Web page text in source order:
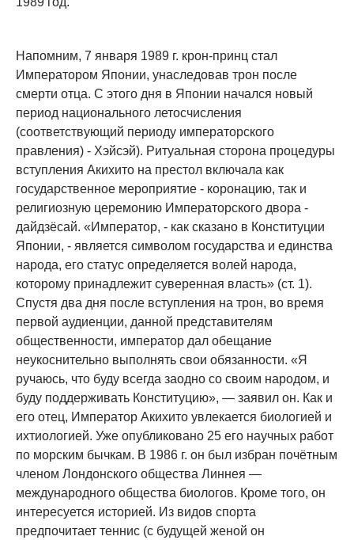
Напомним, 7 января 1989 г. крон-принц стал
Императором Японии, унаследовав трон после
смерти отца. С этого дня в Японии начался новый
период национального летосчисления
(соответствующий периоду императорского
правления) - Хэйсэй). Ритуальная сторона процедуры
вступления Акихито на престол включала как
государственное мероприятие - коронацию, так и
религиозную церемонию Императорского двора -
дайдзёсай. «Император, - как сказано в Конституции
Японии, - является символом государства и единства
народа, его статус определяется волей народа,
которому принадлежит суверенная власть» (ст. 1).
Спустя два дня после вступления на трон, во время
первой аудиенции, данной представителям
общественности, император дал обещание
неукоснительно выполнять свои обязанности. «Я
ручаюсь, что буду всегда заодно со своим народом, и
буду поддерживать Конституцию», — заявил он. Как и
его отец, Император Акихито увлекается биологией и
ихтиологией. Уже опубликовано 25 его научных работ
по морским бычкам. В 1986 г. он был избран почётным
членом Лондонского общества Линнея —
международного общества биологов. Кроме того, он
интересуется историей. Из видов спорта
предпочитает теннис (с будущей женой он